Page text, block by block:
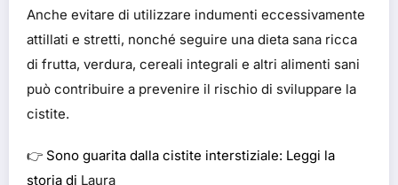
Anche evitare di utilizzare indumenti eccessivamente
attillati e stretti, nonché seguire una dieta sana ricca
di frutta, verdura, cereali integrali e altri alimenti sani
può contribuire a prevenire il rischio di sviluppare la
cistite.
👉 Sono guarita dalla cistite interstiziale: Leggi la
storia di Laura